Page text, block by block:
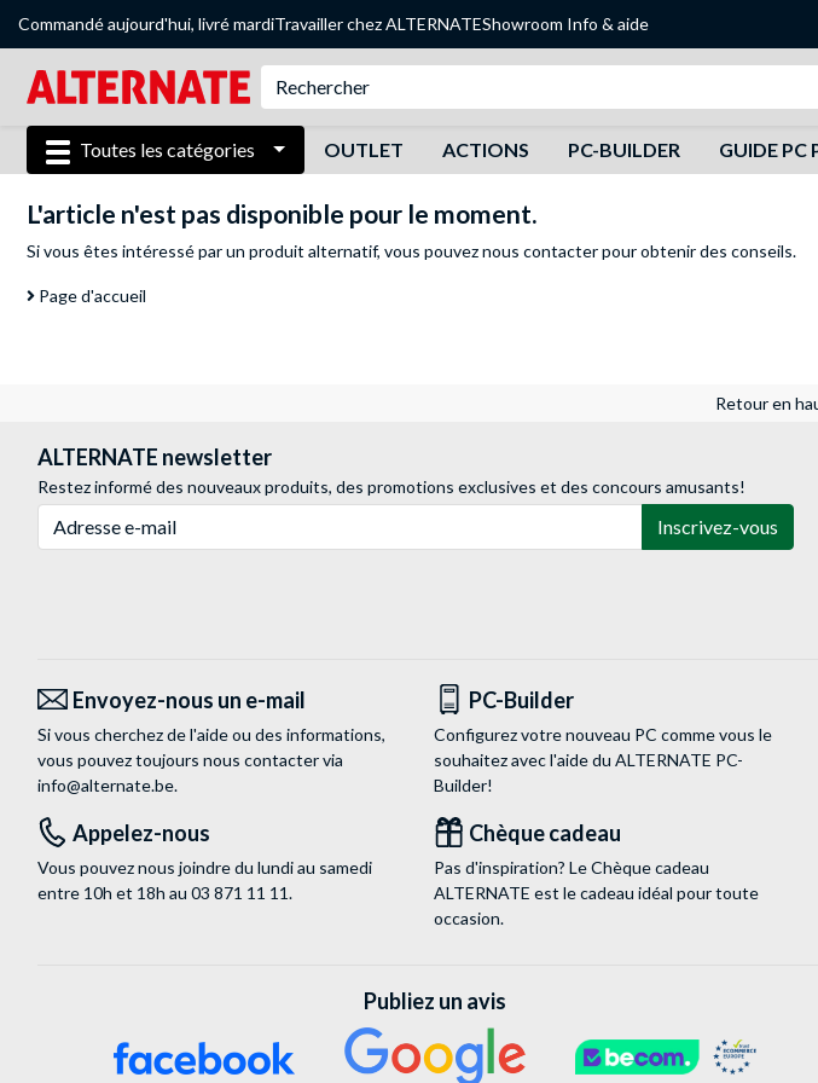
Commandé aujourd'hui, livré mardiTravailler chez ALTERNATEShowroom Info & aide
Toutes les catégories OUTLET ACTIONS PC-BUILDER GUIDE PC
L'article n'est pas disponible pour le moment.
Si vous êtes intéressé par un produit alternatif, vous pouveznous contacterpour obtenir des conseils.
Page d'accueil
Retour en
ALTERNATE newsletter
Restez informé des nouveaux produits, des promotions exclusives et des concours amusants!
Inscrivez-vous
Envoyez-nous un e-mail
Si vous cherchez de l'aide ou des informations,
vous pouvez toujours nous contacter via
info@alternate.be.
PC-Builder
Configurez votre nouveau PC comme vous le
souhaitez avec l'aide du ALTERNATE PC-
Builder!
Appelez-nous
Vous pouvez nous joindre du lundi au samedi
entre 10h et 18h au 03 871 11 11.
Chèque cadeau
Pas d'inspiration? Le Chèque cadeau
ALTERNATE est le cadeau idéal pour toute
occasion.
Publiez un avis